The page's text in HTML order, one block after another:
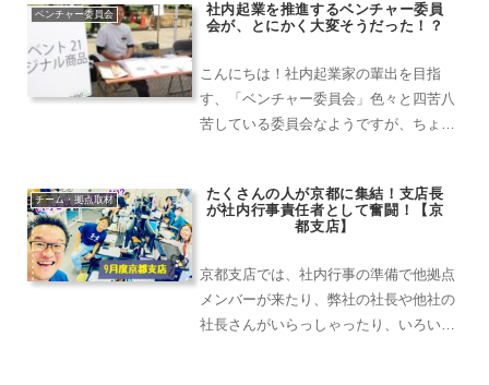
ベンチャー委員会
社内起業を推進するベンチャー委員
会が、とにかく大変そうだった！？
こんにちは！社内起業家の輩出を目指
す、「ベンチャー委員会」色々と四苦八
苦している委員会なようですが、ちょっ
す！新しいビジネスを始めるために、
日々、頑張ってるといいますか、...
チーム・拠点取材
たくさんの人が京都に集結！支店長
が社内行事責任者として奮闘！【京
都支店】
京都支店では、社内行事の準備で他拠点
メンバーが来たり、弊社の社長や他社の
社長さんがいらっしゃったり、いろいろ